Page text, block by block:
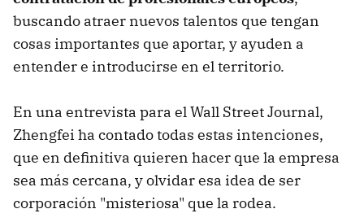
buscando atraer nuevos talentos que tengan
cosas importantes que aportar, y ayuden a
entender e introducirse en el territorio.
En una entrevista para el Wall Street Journal,
Zhengfei ha contado todas estas intenciones,
que en definitiva quieren hacer que la empresa
sea más cercana, y olvidar esa idea de ser
corporación "misteriosa" que la rodea.